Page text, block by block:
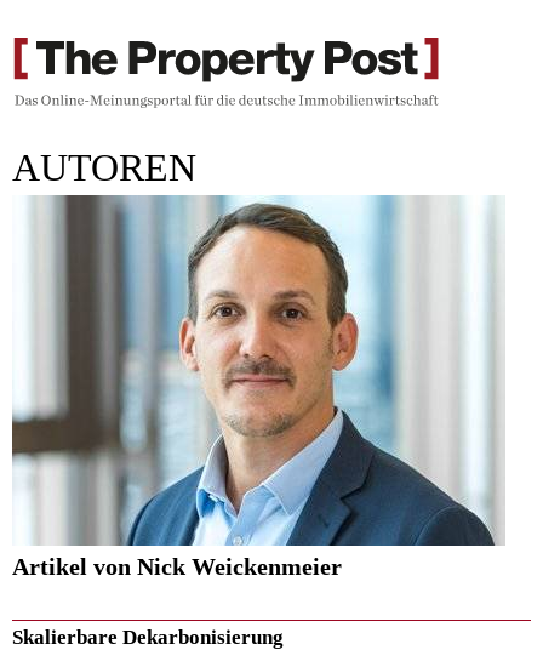
AUTOREN
Artikel von Nick Weickenmeier
Skalierbare Dekarbonisierung